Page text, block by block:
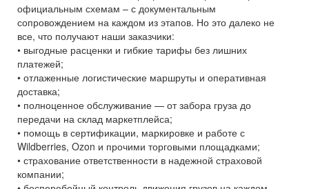
официальным схемам – с документальным
сопровождением на каждом из этапов. Но это далеко не
все, что получают наши заказчики:
• выгодные расценки и гибкие тарифы без лишних
платежей;
• отлаженные логистические маршруты и оперативная
доставка;
• полноценное обслуживание — от забора груза до
передачи на склад маркетплейса;
• помощь в сертификации, маркировке и работе с
Wildberries, Ozon и прочими торговыми площадками;
• страхование ответственности в надежной страховой
компании;